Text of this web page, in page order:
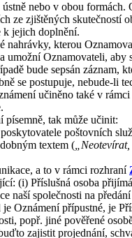
nebo v obou
ze zjištěných skutečností
k jejich doplnění.
nahrávky, kterou
umožní Oznamovateli,
bude sepsán záznam,
se postupuje, nebude-li
učiněno také v
písemně, tak může učinit:
poštovních
textem (
a to v rámci rozhraní
(i) Příslušná osoba
naší společnosti na
Oznámení přípustné, je
popř. jiné pověřené
zajistit projednání,